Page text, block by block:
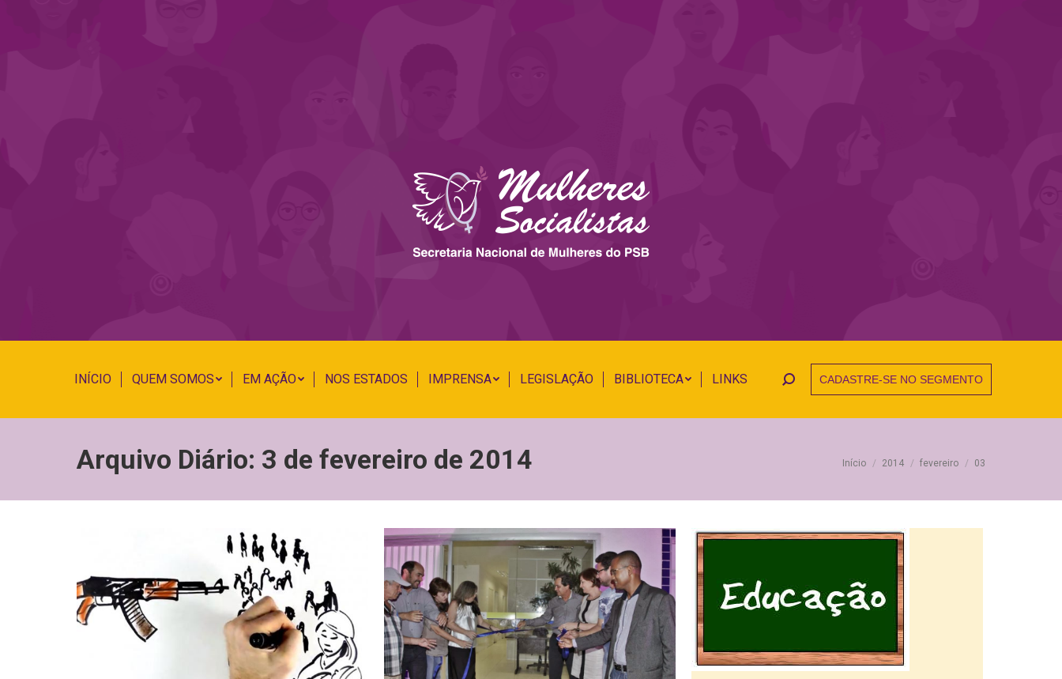
INÍCIO QUEM SOMOS EM AÇÃO NOS ESTADOS IMPRENSA LEGISLAÇÃO BIBLIOTECA LINKS Search:CADASTRE-SE NO SEGMENTO
Arquivo Diário: 3 de fevereiro de 2014 Você está aqui:
Início 2014 fevereiro 03